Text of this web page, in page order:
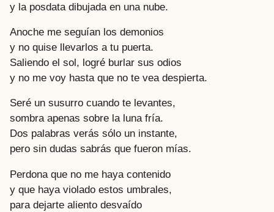
y la posdata dibujada en una nube.
Anoche me seguían los demonios
y no quise llevarlos a tu puerta.
Saliendo el sol, logré burlar sus odios
y no me voy hasta que no te vea despierta.
Seré un susurro cuando te levantes,
sombra apenas sobre la luna fría.
Dos palabras verás sólo un instante,
pero sin dudas sabrás que fueron mías.
Perdona que no me haya contenido
y que haya violado estos umbrales,
para dejarte aliento desvaído